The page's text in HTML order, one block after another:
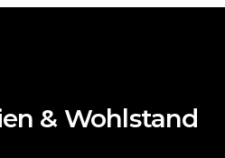
& Wohlstand